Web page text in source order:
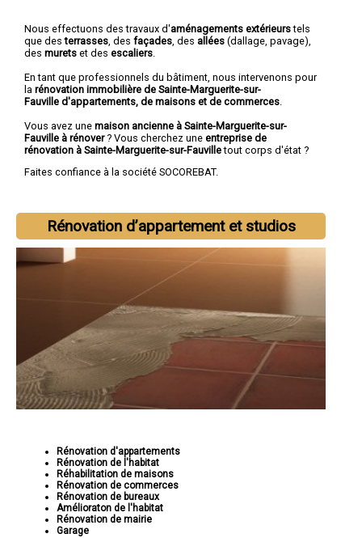
Nous effectuons des travaux d'aménagements extérieurstels
que desterrasses , des façades , des allées (dallage, pavage),
des murets et des escaliers
En tant que professionnels du bâtiment, nous intervenons pour
la rénovation immobilière de Sainte-Marguerite-sur-
Fauville d'appartements, de maisons et de commerces
Vous avez une maison ancienne à Sainte-Marguerite-sur-
Fauville à rénover? Vous cherchez une entreprise de
rénovation à Sainte-Marguerite-sur-Fauvilletout corps d'état ?
Faites confiance à la société SOCOREBAT.
Rénovation d’appartement et studios
Rénovation d'appartements
Rénovation de l'habitat
Réhabilitation de maisons
Rénovation de commerces
Rénovation de bureaux
Amélioraton de l'habitat
Rénovation de mairie
Garage